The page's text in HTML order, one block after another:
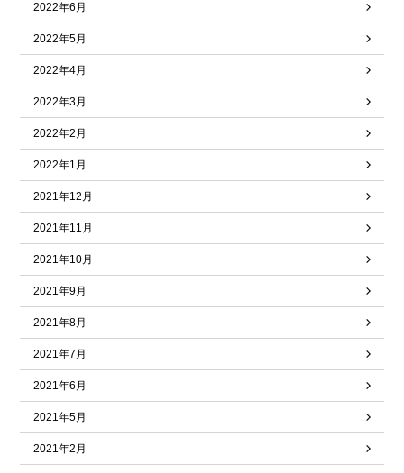
2022年6月
2022年5月
2022年4月
2022年3月
2022年2月
2022年1月
2021年12月
2021年11月
2021年10月
2021年9月
2021年8月
2021年7月
2021年6月
2021年5月
2021年2月